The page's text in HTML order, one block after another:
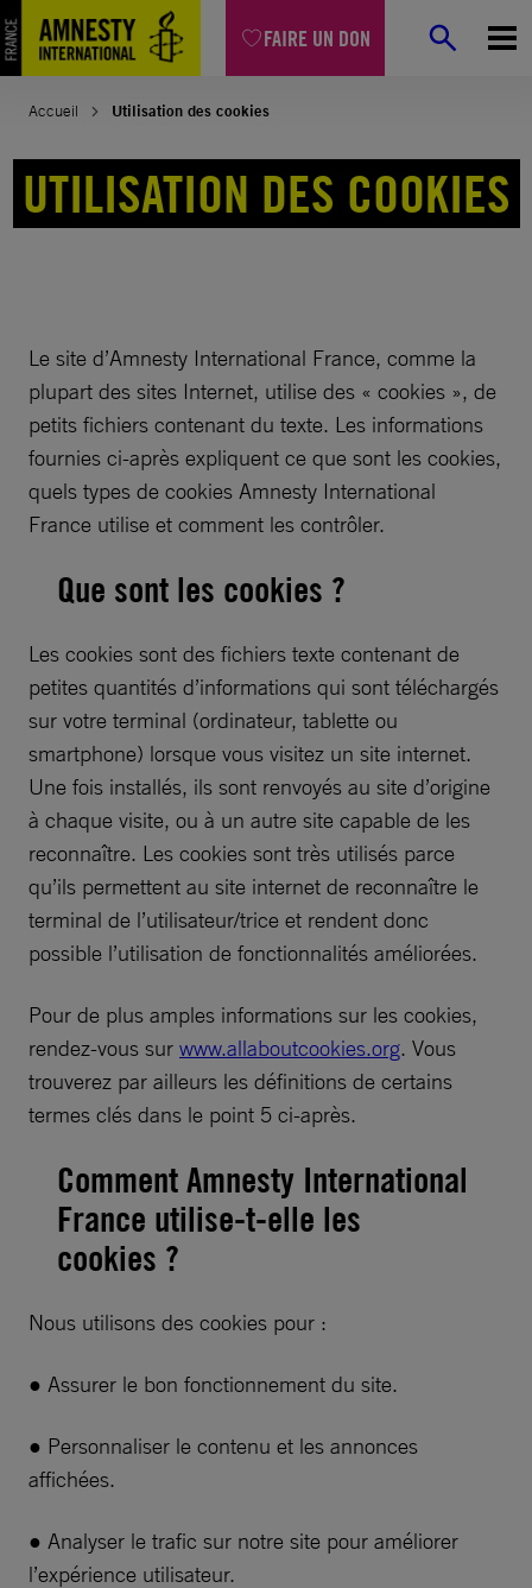
FAIRE UN DON
Aller
au
contenu
Accueil Utilisation des cookies
UTILISATION DES COOKIES
Le site d’Amnesty International France, comme la
plupart des sites Internet, utilise des « cookies », de
petits fichiers contenant du texte. Les informations
fournies ci-après expliquent ce que sont les cookies,
quels types de cookies Amnesty International
France utilise et comment les contrôler.
Que sont les cookies ?
Les cookies sont des fichiers texte contenant de
petites quantités d’informations qui sont téléchargés
sur votre terminal (ordinateur, tablette ou
smartphone) lorsque vous visitez un site internet.
Une fois installés, ils sont renvoyés au site d’origine
à chaque visite, ou à un autre site capable de les
reconnaître. Les cookies sont très utilisés parce
qu’ils permettent au site internet de reconnaître le
terminal de l’utilisateur/trice et rendent donc
possible l’utilisation de fonctionnalités améliorées.
Pour de plus amples informations sur les cookies,
rendez-vous sur www.allaboutcookies.org. Vous
trouverez par ailleurs les définitions de certains
termes clés dans le point 5 ci-après.
Comment Amnesty International
France utilise-t-elle les
cookies ?
Nous utilisons des cookies pour :
● Assurer le bon fonctionnement du site.
● Personnaliser le contenu et les annonces
affichées.
● Analyser le trafic sur notre site pour améliorer
l’expérience utilisateur.